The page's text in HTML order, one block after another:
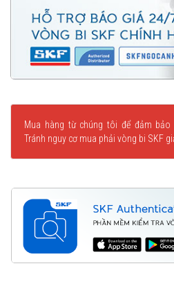
Mua hàng từ chúng tôi để đảm bảo
Tránh nguy cơ mua phải vòng bi SKF